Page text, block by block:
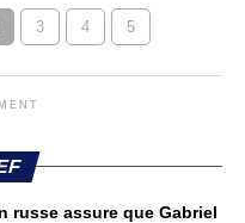
3 4 5
russe assure que Gabriel